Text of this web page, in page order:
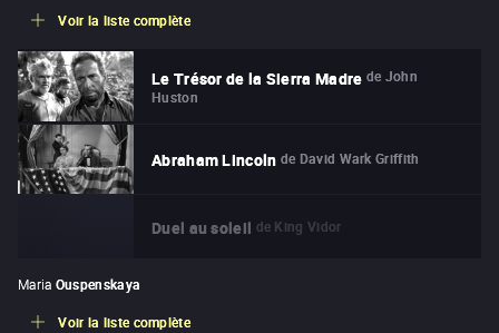
Voir la liste complète
Le Trésor de la Sierra Madre de John
Huston
Abraham Lincoln de David Wark Griffith
Duel au soleil de King Vidor
Maria Ouspenskaya
Voir la liste complète